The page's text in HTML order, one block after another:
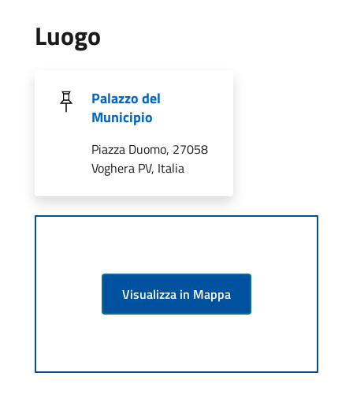
Luogo
Palazzo del
Municipio
Piazza Duomo, 27058
Voghera PV, Italia
Visualizza in Mappa